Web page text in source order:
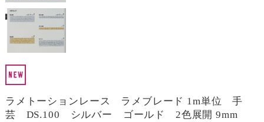
ラメトーションレース ラメブレード 1m単位 手
芸 DS.100 シルバー ゴールド 2色展開 9mm